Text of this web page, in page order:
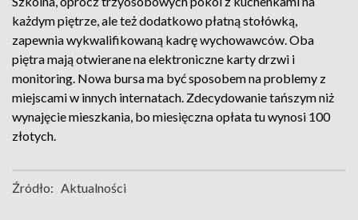
każdym piętrze, ale też dodatkowo płatną stołówką,
zapewnia wykwalifikowaną kadrę wychowawców. Oba
piętra mają otwierane na elektroniczne karty drzwi i
monitoring. Nowa bursa ma być sposobem na problemy z
miejscami w innych internatach. Zdecydowanie tańszym niż
wynajęcie mieszkania, bo miesięczna opłata tu wynosi 100
złotych.
Źródło: Aktualności